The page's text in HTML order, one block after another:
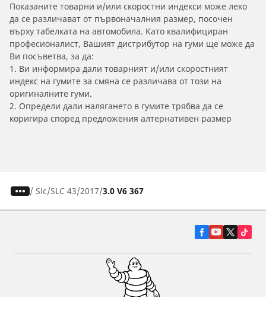
Показаните товарни и/или скоростни индекси може леко
да се различават от първоначалния размер, посочен
върху табелката на автомобила. Като квалифициран
професионалист, Вашият дистрибутор на гуми ще може да
Ви посъветва, за да:
1. Ви информира дали товарният и/или скоростният
индекс на гумите за смяна се различава от този на
оригиналните гуми.
2. Определи дали налягането в гумите трябва да се
коригира според предложения алтернативен размер
/ Slc SLC 43 2017 3.0 V6 367